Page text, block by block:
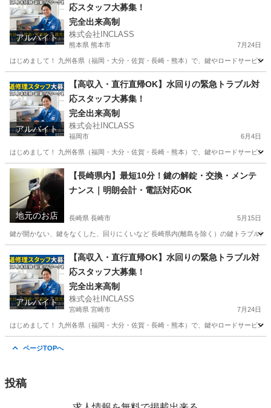
アルバイト
応スタッフ大募集！
完全出来高制
株式会社INCLASS
熊本県 熊本市 7月24日
はじめまして！ 九州各県（福岡・大分・佐賀・長崎・熊本）で、鍵やロードサービ
その他 スタッフ
アルバイト
【高収入・直行直帰OK】水回りの緊急トラブル対
応スタッフ大募集！
完全出来高制
株式会社INCLASS
福岡市 6月4日
はじめまして！ 九州各県（福岡・大分・佐賀・長崎・熊本）で、鍵やロードサービ
福岡 福岡市 その他 スタッフ
地元のお店
【長崎県内】最短10分！鍵の解錠・交換・メンテ
ナンス｜明朗会計・電話対応OK
長崎県 長崎市 5月15日
鍵が開かない、鍵をなくした、回りにくいなど 長崎県内(離島を除く）の鍵トラブル
鍵交換 無料
アルバイト
【高収入・直行直帰OK】水回りの緊急トラブル対
応スタッフ大募集！
完全出来高制
株式会社INCLASS
宮崎県 宮崎市 7月24日
はじめまして！ 九州各県（福岡・大分・佐賀・長崎・熊本）で、鍵やロードサービ
ページTOPへ
投稿